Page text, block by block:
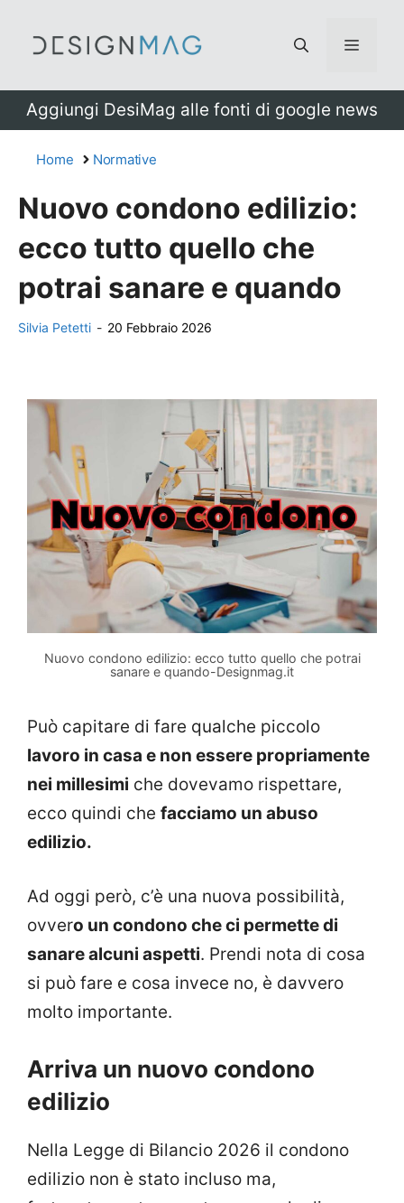
Menu
Aggiungi DesiMag alle fonti di google news
Home Normative
Nuovo condono edilizio:
ecco tutto quello che
potrai sanare e quando
Silvia Petetti - 20 Febbraio 2026
Nuovo condono edilizio: ecco tutto quello che potrai
sanare e quando-Designmag.it
Può capitare di fare qualche piccolo
lavoro in casa e non essere propriamente
nei millesimi che dovevamo rispettare,
ecco quindi che facciamo un abuso
edilizio.
Ad oggi però, c’è una nuova possibilità,
ovvero un condono che ci permette di
sanare alcuni aspetti. Prendi nota di cosa
si può fare e cosa invece no, è davvero
molto importante.
Arriva un nuovo condono
edilizio
Nella Legge di Bilancio 2026 il condono
edilizio non è stato incluso ma,